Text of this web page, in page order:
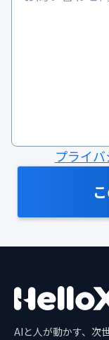
プライ
AIと人が動かす、次